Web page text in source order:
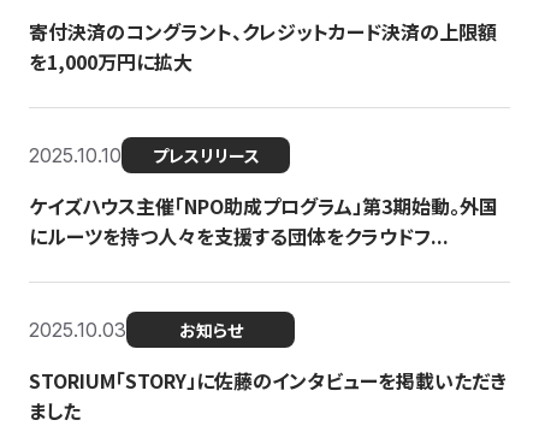
寄付決済のコングラント、クレジットカード決済の上限額
を1,000万円に拡大
2025.10.10 プレスリリース
ケイズハウス主催「NPO助成プログラム」第3期始動。外国
にルーツを持つ人々を支援する団体をクラウドフ...
2025.10.03 お知らせ
STORIUM「STORY」に佐藤のインタビューを掲載いただき
ました